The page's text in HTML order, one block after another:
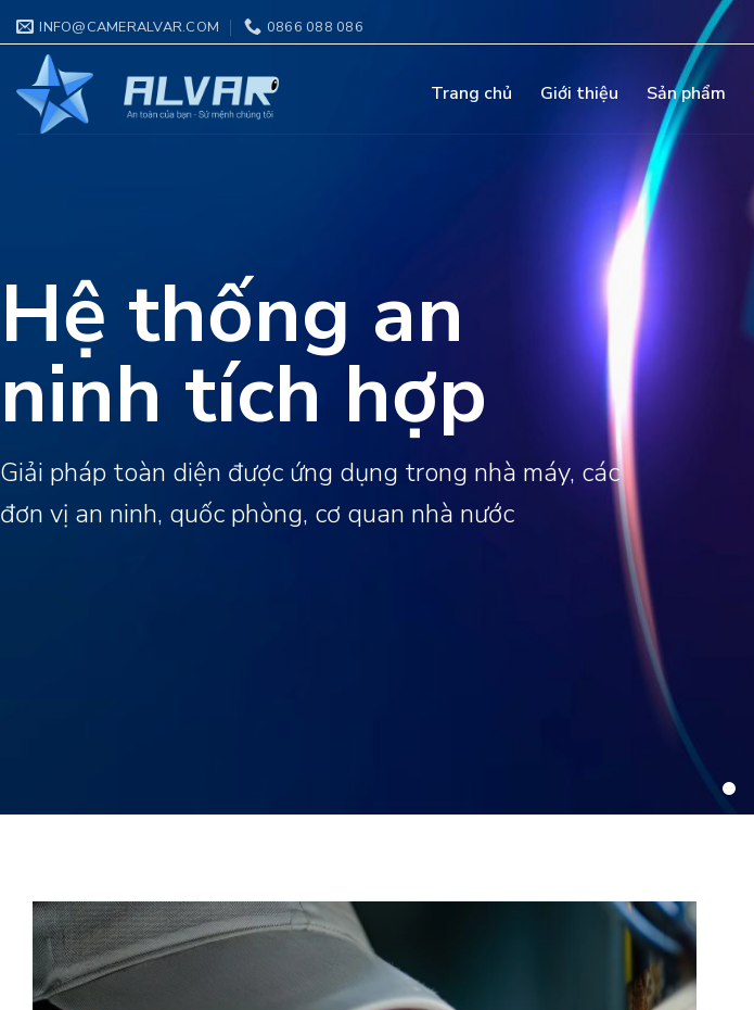
to
content
INFO@CAMERALVAR.COM 0866 088 086
Trang chủ Giới thiệu Sản phẩm
Hệ thống an
ninh tích hợp
Giải pháp toàn diện được ứng dụng trong nhà máy, các
đơn vị an ninh, quốc phòng, cơ quan nhà nước